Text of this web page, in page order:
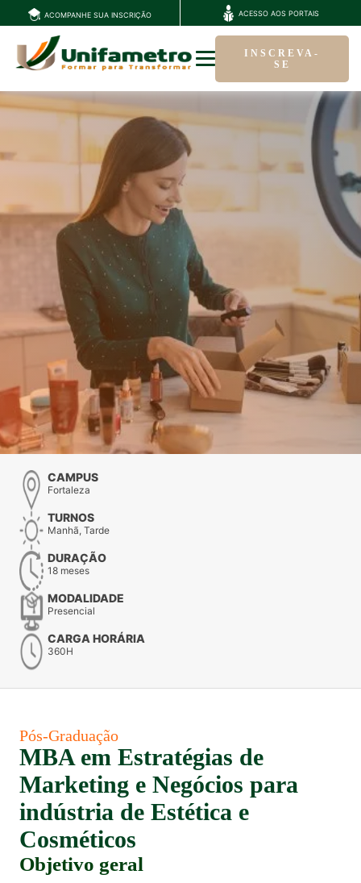
ACOMPANHE SUA INSCRIÇÃO ACESSO AOS PORTAIS
INSCREVA-
SE
CAMPUS
Fortaleza
TURNOS
Manhã, Tarde
DURAÇÃO
18 meses
MODALIDADE
Presencial
CARGA HORÁRIA
360H
Pós-Graduação
MBA em Estratégias de
Marketing e Negócios para
indústria de Estética e
Cosméticos
Objetivo geral